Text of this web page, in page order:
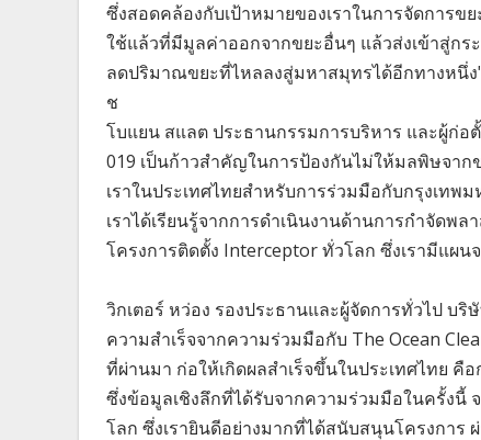
ซึ่งสอดคล้องกับเป้าหมายของเราในการจัดการ
ใช้แล้วที่มีมูลค่าออกจากขยะอื่นๆ แล้วส่งเข้าสู่กร
ลดปริมาณขยะที่ไหลลงสู่มหาสมุทรได้อีกทางหนึ่ง
ช
โบแยน สแลต ประธานกรรมการบริหาร และผู้ก่อ
019 เป็นก้าวสำคัญในการป้องกันไม่ให้มลพิษจา
เราในประเทศไทยสำหรับการร่วมมือกับกรุงเท
เราได้เรียนรู้จากการดำเนินงานด้านการกำจัดพ
โครงการติดตั้ง Interceptor ทั่วโลก ซึ่งเรามีแผน
วิกเตอร์ หว่อง รองประธานและผู้จัดการทั่วไป บ
ความสำเร็จจากความร่วมมือกับ The Ocean
ที่ผ่านมา ก่อให้เกิดผลสำเร็จขึ้นในประเทศไทย คื
ซึ่งข้อมูลเชิงลึกที่ได้รับจากความร่วมมือในครั้งนี้
โลก ซึ่งเรายินดีอย่างมากที่ได้สนับสนุนโครงการ